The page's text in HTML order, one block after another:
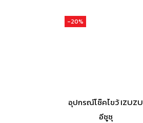
-20%
อุปกรณ์โช๊คไขว้ IZUZU
อีซูซุ